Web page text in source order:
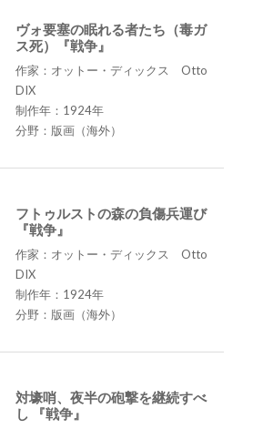
ヴォ要塞の眠れる者たち（毒ガ
ス死）『戦争』
作家：オットー・ディックス Otto
DIX
制作年：1924年
分野：版画（海外）
フトゥルストの森の負傷兵運び
『戦争』
作家：オットー・ディックス Otto
DIX
制作年：1924年
分野：版画（海外）
対壕哨、夜半の砲撃を継続すべ
し 『戦争』